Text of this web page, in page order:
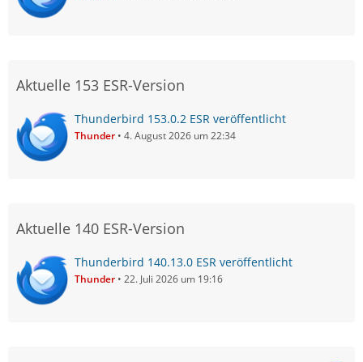
Aktuelle 153 ESR-Version
Thunderbird 153.0.2 ESR veröffentlicht
Thunder 4. August 2026 um 22:34
Aktuelle 140 ESR-Version
Thunderbird 140.13.0 ESR veröffentlicht
Thunder 22. Juli 2026 um 19:16